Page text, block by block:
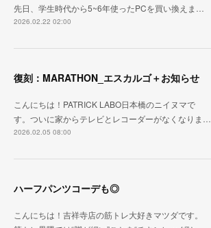
先日、学生時代から5~6年使ったPCを買い換えま…
2026.02.22 02:00
復刻：MARATHON_エスカルゴ＋お知らせ
こんにちは！PATRICK LABO日本橋のニイヌマで
す。ついに家からテレビとレコーダーがなくなりま…
2026.02.05 08:00
ハーフパンツコーデも◎
こんにちは！吉祥寺店の筋トレ大好きマツダです。